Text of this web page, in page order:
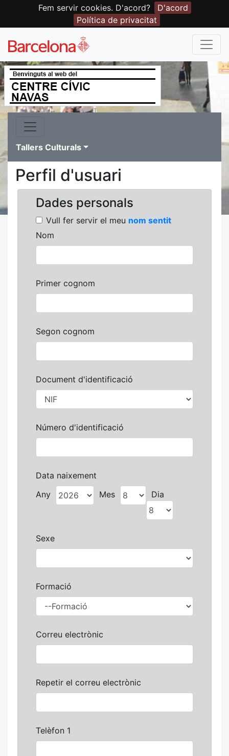
Fem servir cookies. D'acord?
D'acord
Política de privacitat
Tallers Culturals
Perfil d'usuari
Dades personals
Vull fer servir el meu nom sentit
Nom
Primer cognom
Segon cognom
Document d'identificació
Número d'identificació
Data naixement
Any
Mes Dia
Sexe
Formació
Correu electrònic
Repetir el correu electrònic
Telèfon 1